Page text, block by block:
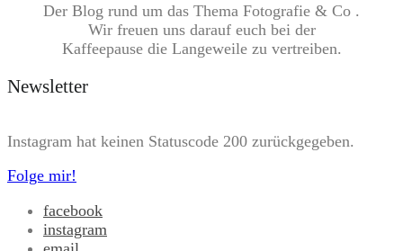
Der Blog rund um das Thema Fotografie & Co .
Wir freuen uns darauf euch bei der
Kaffeepause die Langeweile zu vertreiben.
Newsletter
Instagram hat keinen Statuscode 200 zurückgegeben.
Folge mir!
facebook
instagram